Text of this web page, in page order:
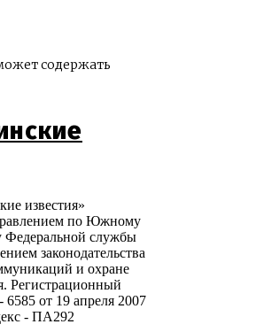
содержать
известия»
по Южному
Федеральной службы
законодательства
и охране
Регистрационный
от 19 апреля 2007
- ПА292